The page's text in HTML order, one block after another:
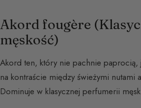
Akord fougère
męskość)
Akord ten, który nie pachnie paprocią,
na kontraście między świeżymi nutami
Dominuje w klasycznej perfumerii